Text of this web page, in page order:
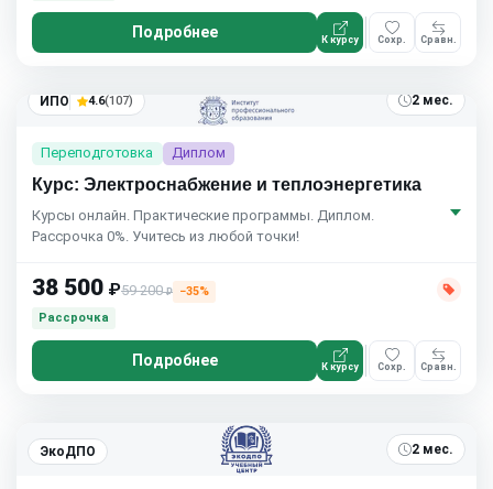
Подробнее К курсу Сохр. Сравн.
ИПО 4.6(107) 2 мес.
Переподготовка Диплом
Курс: Электроснабжение и теплоэнергетика
Курсы онлайн. Практические программы. Диплом.
Рассрочка 0%. Учитесь из любой точки!
38 500 ₽59 200₽
−35%
Рассрочка
Подробнее К курсу Сохр. Сравн.
ЭкоДПО 2 мес.